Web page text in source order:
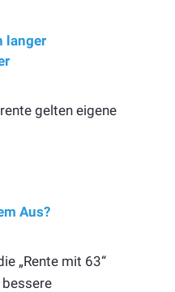
langer
gelten eigene
Aus?
„Rente mit 63“